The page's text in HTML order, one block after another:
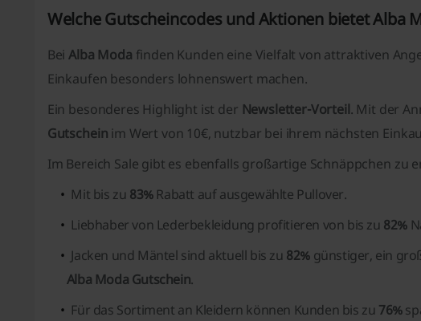
Welche Gutscheincodes und Aktionen bietet Alba
BeiAlba Moda finden Kunden eine Vielfalt von attraktiven
Einkaufen besonders lohnenswert machen.
Ein besonderes Highlight ist der Newsletter-Vorteil. Mit der
Gutschein im Wert von 10€, nutzbar bei ihrem nächsten
Im Bereich Sale gibt es ebenfalls großartige Schnäppchen zu
Mit bis zu 83%Rabatt auf ausgewählte Pullover.
Liebhaber von Lederbekleidung profitieren von bis zu 82%
Jacken und Mäntel sind aktuell bis zu 82% günstiger, ein
Alba Moda Gutschein.
Für das Sortiment an Kleidern können Kunden bis zu 76%